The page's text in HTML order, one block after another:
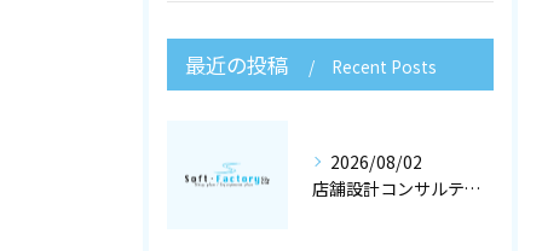
最近の投稿 Recent Posts
2026/08/02
店舗設計コンサルティングと冷暖房工事で快適な空調設備を大阪府大阪市で実現するポイント